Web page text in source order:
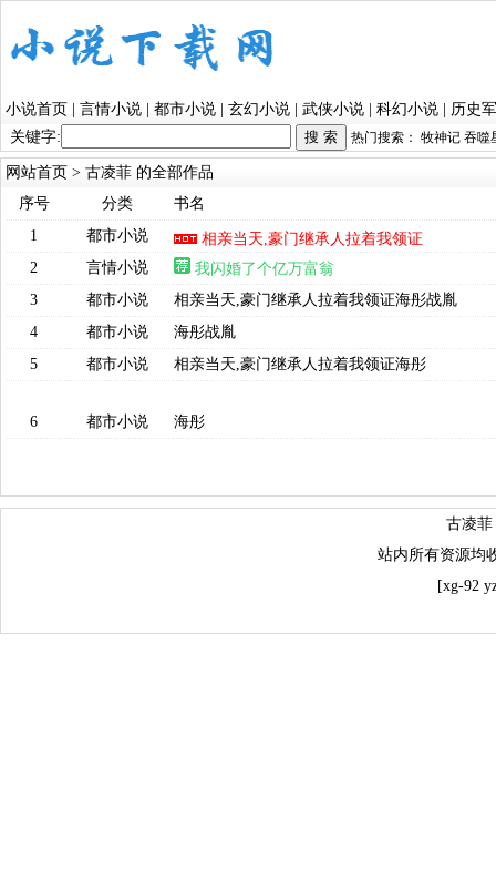
小说首页 言情小说 都市小说 玄幻小说 武侠小说 科幻小说
历史
关键字:
热门搜索： 牧神记 吞噬
网站首页 > 古凌菲 的全部作品
序号
分类
书名
1
都市小说
相亲当天,豪门继承人拉着我领证
2
言情小说
我闪婚了个亿万富翁
3
都市小说
相亲当天,豪门继承人拉着我领证海彤战胤
4
都市小说
海彤战胤
5
都市小说 相亲当天,豪门继承人拉着我领证海彤
6 都市小说 海彤
古凌
站内所有资源均
[xg-92